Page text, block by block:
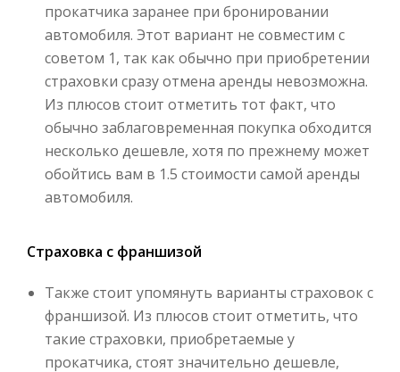
прокатчика заранее при бронировании
автомобиля. Этот вариант не совместим с
советом 1, так как обычно при приобретении
страховки сразу отмена аренды невозможна.
Из плюсов стоит отметить тот факт, что
обычно заблаговременная покупка обходится
несколько дешевле, хотя по прежнему может
обойтись вам в 1.5 стоимости самой аренды
автомобиля.
Страховка с франшизой
Также стоит упомянуть варианты страховок с
франшизой. Из плюсов стоит отметить, что
такие страховки, приобретаемые у
прокатчика, стоят значительно дешевле,